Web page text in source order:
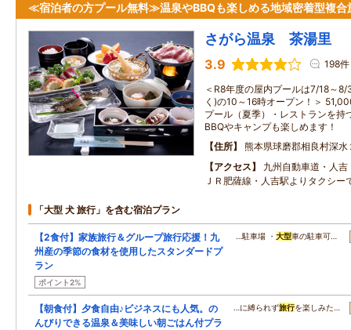
≪宿泊者の方プール無料≫温泉やBBQも楽しめる地域密着型複合
さがら温泉 茶湯里
3.9 198件
＜R8年度の屋内プールは7/18～
く)の10～16時オープン！＞
プール（夏季）・レストランを持
BBQやキャンプも楽しめます！
住所
熊本県球磨郡相良村深水
アクセス
九州自動車道・人
ＪＲ肥薩線・人吉駅よりタクシー
「大型 犬 旅行」を含む宿泊プラン
【2食付】家族旅行＆グループ旅行応援！九
州産の季節の食材を使用したスタンダードプ
ラン
ポイント2%
…駐車場 ・大型車の駐車可…
【朝食付】夕食自由♪ビジネスにも人気。の
んびりできる温泉＆美味しい朝ごはん付プラ
…に縛られず旅行を楽しみた…